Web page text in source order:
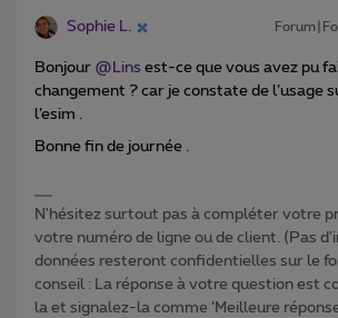
Sophie L.
Bonjour ​ @Lins est-ce que vous avez pu
changement ? car je constate de l’usage
l’esim .
Bonne fin de journée .
N'hésitez surtout pas à compléter votre
votre numéro de ligne ou de client. (Pas
données resteront confidentielles sur le
conseil : La réponse à votre question est
la et signalez-la comme ‘Meilleure